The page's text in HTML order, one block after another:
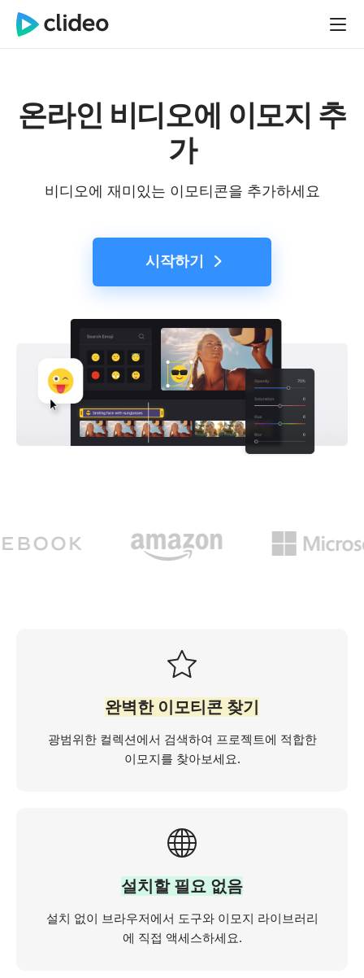
온라인 비디오에 이모지 추
가
비디오에 재미있는 이모티콘을 추가하세요
시작하기
완벽한 이모티콘 찾기
광범위한 컬렉션에서 검색하여 프로젝트에 적합한
이모지를 찾아보세요.
설치할 필요 없음
설치 없이 브라우저에서 도구와 이모지 라이브러리
에 직접 액세스하세요.